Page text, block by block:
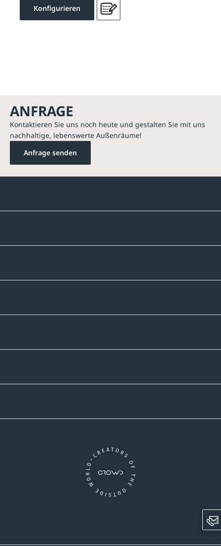
Konfigurieren
ANFRAGE
Kontaktieren Sie uns noch heute und gestalten Sie mit uns
nachhaltige, lebenswerte Außenräume!
Anfrage senden